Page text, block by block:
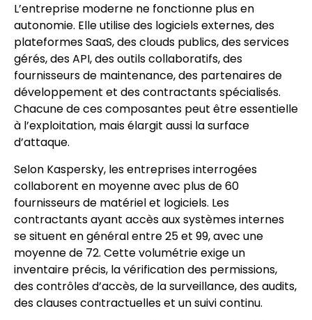
L’entreprise moderne ne fonctionne plus en
autonomie. Elle utilise des logiciels externes, des
plateformes SaaS, des clouds publics, des services
gérés, des API, des outils collaboratifs, des
fournisseurs de maintenance, des partenaires de
développement et des contractants spécialisés.
Chacune de ces composantes peut être essentielle
à l’exploitation, mais élargit aussi la surface
d’attaque.
Selon Kaspersky, les entreprises interrogées
collaborent en moyenne avec plus de 60
fournisseurs de matériel et logiciels. Les
contractants ayant accès aux systèmes internes
se situent en général entre 25 et 99, avec une
moyenne de 72. Cette volumétrie exige un
inventaire précis, la vérification des permissions,
des contrôles d’accès, de la surveillance, des audits,
des clauses contractuelles et un suivi continu.